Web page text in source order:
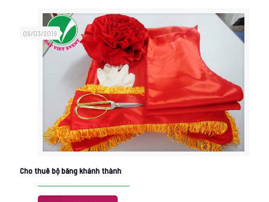
09/03/2019
Cho thuê bộ băng khánh thành